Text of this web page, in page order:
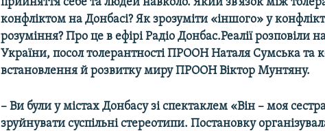
конфліктом на Донбасі? Як зрозуміти «іншого» у
розуміння? Про це в ефірі Радіо Донбас.Реалії розповіли
України, посол толерантності ПРООН Наталя Сумська та
встановлення й розвитку миру ПРООН Віктор Мунтяну.
– Ви були у містах Донбасу зі спектаклем «Він – моя
зруйнувати суспільні стереотипи. Постановку